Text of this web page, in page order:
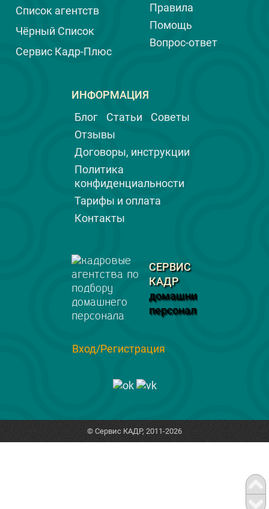
Список агентств
Чёрный Список
Сервис Кадр-Плюс
Правила
Помощь
Вопрос-ответ
ИНФОРМАЦИЯ
Блог
Статьи
Советы
Отзывы
Договоры, инструкции
Политика
конфиденциальности
Тарифы и оплата
Контакты
СЕРВИС
КАДР
домашний
персонал
Вход/Регистрация
© Сервис КАДР, 2011-2026